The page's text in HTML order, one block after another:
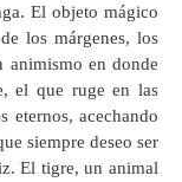
El objeto mágico
los márgenes, los
animismo en donde
el que ruge en las
eternos, acechando
siempre deseo ser
El tigre, un animal